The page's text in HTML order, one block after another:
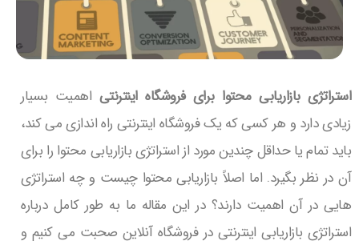
استراتژی بازاریابی محتوا برای فروشگاه اینترنتی اهمیت بسیار
زیادی دارد و هر کسی که یک فروشگاه اینترنتی راه اندازی می کند،
باید تمام یا حداقل چندین مورد از استراتژی بازاریابی محتوا را برای
آن در نظر بگیرد. اما اصلاً بازاریابی محتوا چیست و چه استراتژی
هایی در آن اهمیت دارند؟ در این مقاله ما به طور کامل درباره
استراتژی بازاریابی اینترنتی در فروشگاه آنلاین صحبت می کنیم و